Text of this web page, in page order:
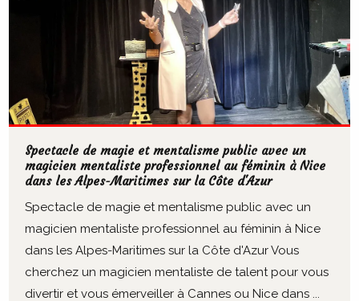
Spectacle de magie et mentalisme public avec un
magicien mentaliste professionnel au féminin à Nice
dans les Alpes-Maritimes sur la Côte d'Azur
Spectacle de magie et mentalisme public avec un
magicien mentaliste professionnel au féminin à Nice
dans les Alpes-Maritimes sur la Côte d'Azur Vous
cherchez un magicien mentaliste de talent pour vous
divertir et vous émerveiller à Cannes ou Nice dans ...